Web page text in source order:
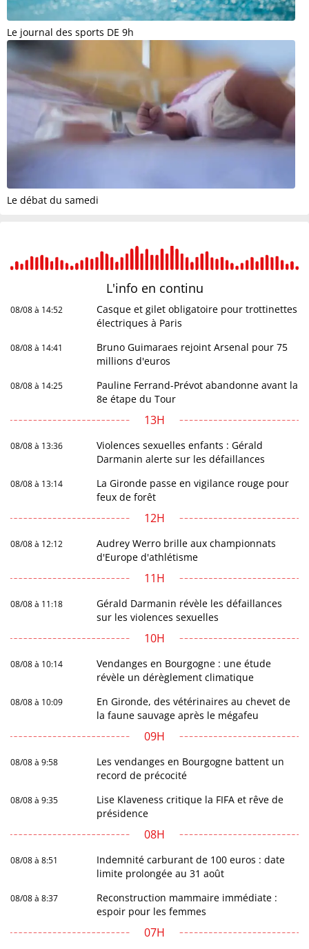
Le journal des sports DE 9h
Le débat du samedi
L'info en continu
08/08 à 14:52
Casque et gilet obligatoire pour trottinettes
électriques à Paris
08/08 à 14:41
Bruno Guimaraes rejoint Arsenal pour 75
millions d'euros
08/08 à 14:25
Pauline Ferrand-Prévot abandonne avant la
8e étape du Tour
13H
08/08 à 13:36
Violences sexuelles enfants : Gérald
Darmanin alerte sur les défaillances
08/08 à 13:14
La Gironde passe en vigilance rouge pour
feux de forêt
12H
08/08 à 12:12
Audrey Werro brille aux championnats
d'Europe d'athlétisme
11H
08/08 à 11:18
Gérald Darmanin révèle les défaillances
sur les violences sexuelles
10H
08/08 à 10:14
Vendanges en Bourgogne : une étude
révèle un dérèglement climatique
08/08 à 10:09
En Gironde, des vétérinaires au chevet de
la faune sauvage après le mégafeu
09H
08/08 à 9:58
Les vendanges en Bourgogne battent un
record de précocité
08/08 à 9:35
Lise Klaveness critique la FIFA et rêve de
présidence
08H
08/08 à 8:51
Indemnité carburant de 100 euros : date
limite prolongée au 31 août
08/08 à 8:37
Reconstruction mammaire immédiate :
espoir pour les femmes
07H